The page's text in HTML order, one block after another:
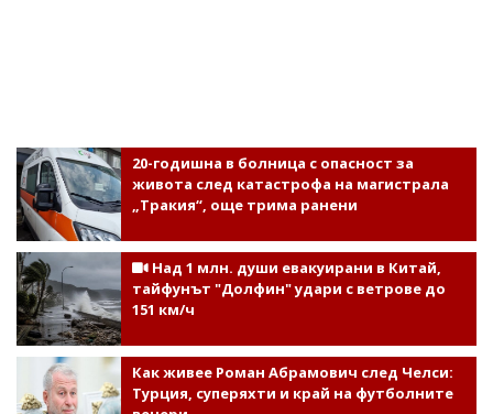
20-годишна в болница с опасност за
живота след катастрофа на магистрала
„Тракия“, още трима ранени
Над 1 млн. души евакуирани в Китай,
тайфунът "Долфин" удари с ветрове до
151 км/ч
Как живее Роман Абрамович след Челси:
Турция, суперяхти и край на футболните